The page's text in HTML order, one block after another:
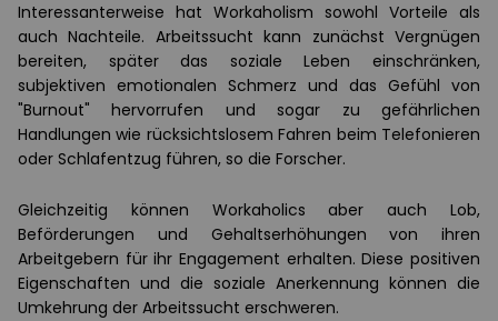
Interessanterweise hat Workaholism sowohl Vorteile als
auch Nachteile. Arbeitssucht kann zunächst Vergnügen
bereiten, später das soziale Leben einschränken,
subjektiven emotionalen Schmerz und das Gefühl von
"Burnout" hervorrufen und sogar zu gefährlichen
Handlungen wie rücksichtslosem Fahren beim Telefonieren
oder Schlafentzug führen, so die Forscher.
Gleichzeitig können Workaholics aber auch Lob,
Beförderungen und Gehaltserhöhungen von ihren
Arbeitgebern für ihr Engagement erhalten. Diese positiven
Eigenschaften und die soziale Anerkennung können die
Umkehrung der Arbeitssucht erschweren.